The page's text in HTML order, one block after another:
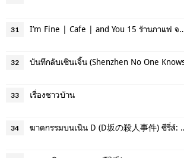
31 I’m Fine | Cafe | and You
32 บันทึกลับเซินเจิ้น (Shenzhen No One
33 เรื่องชาวบ้าน
34 ฆาตกรรมบนเนิน D